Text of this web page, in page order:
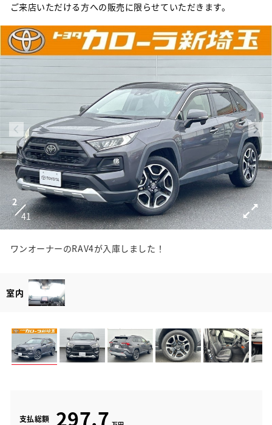
ご来店いただける方への販売に限らせていただきます。
2
41
ワンオーナーのRAV4が入庫しました！
室内
支払総額 297.7